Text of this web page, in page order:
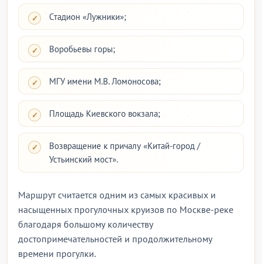
Стадион «Лужники»;
Воробьевы горы;
МГУ имени М.В. Ломоносова;
Площадь Киевского вокзала;
Возвращение к причалу «Китай-город /
Устьинский мост».
Маршрут считается одним из самых красивых и
насыщенных прогулочных круизов по Москве-реке
благодаря большому количеству
достопримечательностей и продолжительному
времени прогулки.